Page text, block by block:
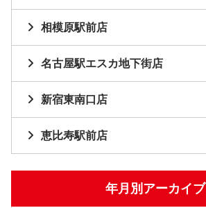
相模原駅前店
名古屋駅エスカ地下街店
新宿東南口店
恵比寿駅前店
年月別アーカイブ